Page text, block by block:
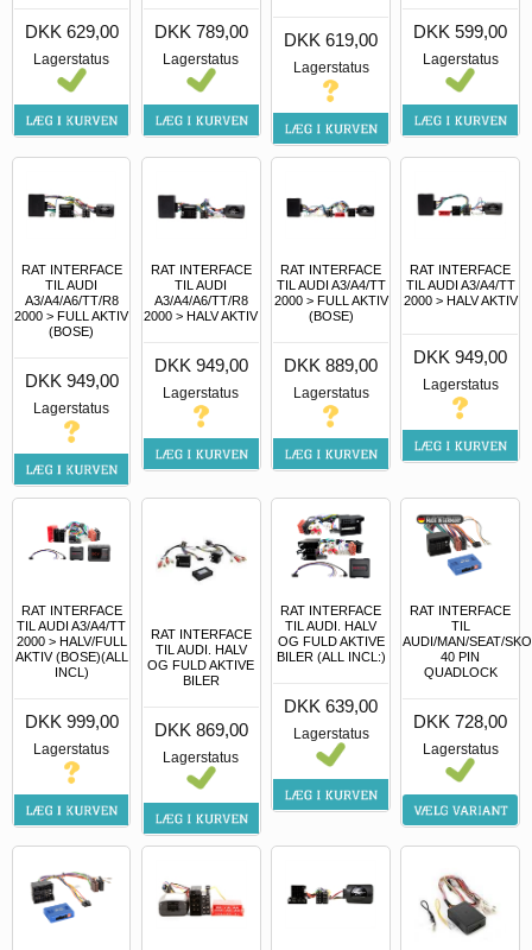
DKK 629,00
Lagerstatus
DKK 789,00
Lagerstatus
DKK 619,00
Lagerstatus
DKK 599,00
Lagerstatus
RAT INTERFACE
TIL AUDI
A3/A4/A6/TT/R8
2000 > FULL AKTIV
(BOSE)
DKK 949,00
Lagerstatus
RAT INTERFACE
TIL AUDI
A3/A4/A6/TT/R8
2000 > HALV AKTIV
DKK 949,00
Lagerstatus
RAT INTERFACE
TIL AUDI A3/A4/TT
2000 > FULL AKTIV
(BOSE)
DKK 889,00
Lagerstatus
RAT INTERFACE
TIL AUDI A3/A4/TT
2000 > HALV AKTIV
DKK 949,00
Lagerstatus
RAT INTERFACE
TIL AUDI A3/A4/TT
2000 > HALV/FULL
AKTIV (BOSE)(ALL
INCL)
DKK 999,00
Lagerstatus
RAT INTERFACE
TIL AUDI. HALV
OG FULD AKTIVE
BILER
DKK 869,00
Lagerstatus
RAT INTERFACE
TIL AUDI. HALV
OG FULD AKTIVE
BILER (ALL INCL:)
DKK 639,00
Lagerstatus
RAT INTERFACE
TIL
AUDI/MAN/SEAT/
40 PIN
QUADLOCK
DKK 728,00
Lagerstatus